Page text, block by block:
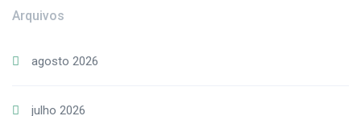
Arquivos
agosto 2026
julho 2026